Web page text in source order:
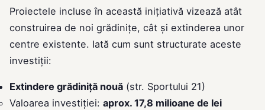
Proiectele incluse în această inițiativă vizează atât
construirea de noi grădinițe, cât și extinderea unor
centre existente. Iată cum sunt structurate aceste
investiții:
Extindere grădiniță nouă (str. Sportului 21)
Valoarea investiției: aprox. 17,8 milioane de lei